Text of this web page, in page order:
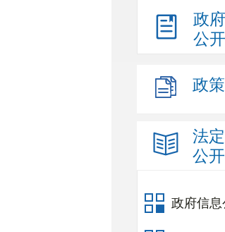
政
公
政
法
公
政府信